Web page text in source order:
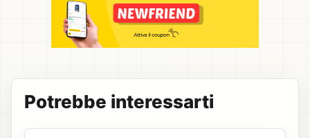
Potrebbe interessarti